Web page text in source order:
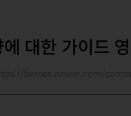
대한 가이드